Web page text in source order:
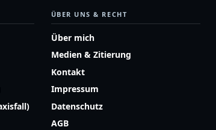
ÜBER UNS & RECHT
Über mich
Medien & Zitierung
Kontakt
Impressum
Datenschutz
AGB